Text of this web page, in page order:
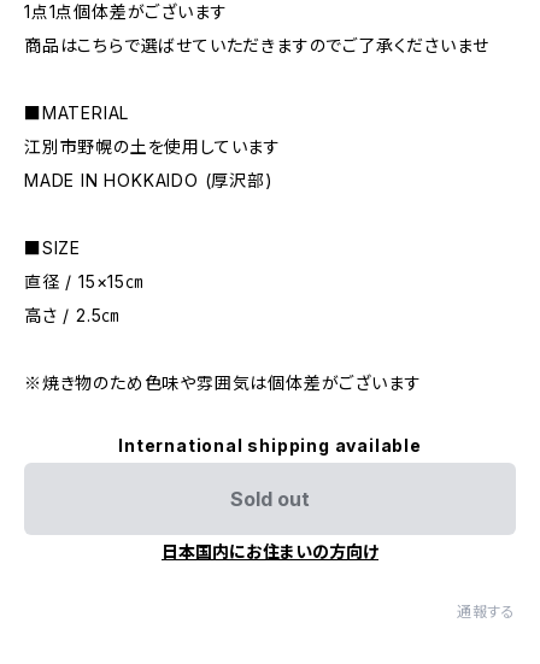
1点1点個体差がございます
商品はこちらで選ばせていただきますのでご了承くださいませ
■MATERIAL
江別市野幌の土を使用しています
MADE IN HOKKAIDO (厚沢部)
■SIZE
直径 / 15×15㎝
高さ / 2.5㎝
※焼き物のため色味や雰囲気は個体差がございます
International shipping available
Sold out
日本国内にお住まいの方向け
通報する